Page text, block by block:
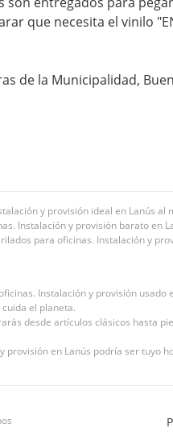
que necesita el vinilo
de la Municipalidad,
y provisión ideal en Lanús al
Instalación y provisión barato
para oficinas. Instalación y
Instalación y provisión usado
el planeta.
desde artículos clásicos hasta
en Lanús podría ser tuyo